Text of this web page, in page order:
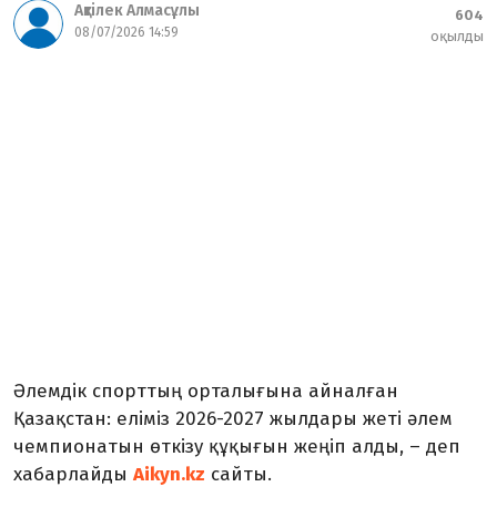
Ақтілек Алмасұлы
08/07/2026 14:59
604
оқылды
Әлемдік спорттың орталығына айналған
Қазақстан: еліміз 2026-2027 жылдары жеті әлем
чемпионатын өткізу құқығын жеңіп алды, – деп
хабарлайды Aikyn.kz сайты.